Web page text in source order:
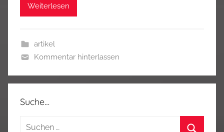
Weiterlesen
artikel
Kommentar hinterlassen
Suche…
Suchen